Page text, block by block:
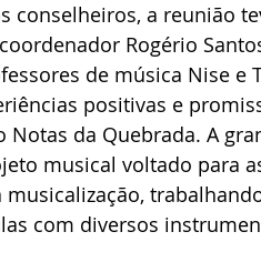
conselheiros, a reunião
Rogério
de música Nise
positivas e
Notas da Quebrada. A
musical voltado para
musicalização,
com diversos